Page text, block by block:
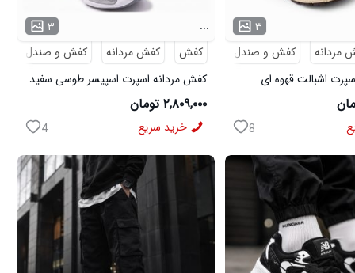
۳
مردانه
کفش و صندل
اشبالت قهوه ای
8
۳
...
کفش
کفش مردانه
کفش و صندل
کفش مردانه اسپرت اسپیسر طوسی سفید
Salamon مدل 50728
۲,۸۰۹,۰۰۰ تومان
خرید سریع 4